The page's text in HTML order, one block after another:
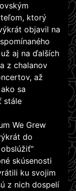
ktorý
objavil na
aj na ďalších
z chalanov
až
sa
stále
We Grew
do
skúsenosti
ku svojim
z nich dospelí